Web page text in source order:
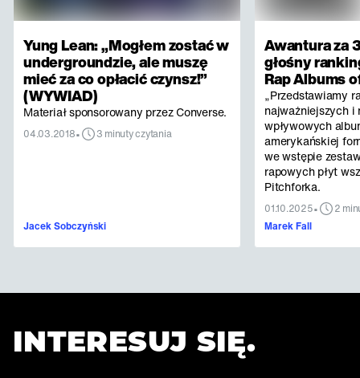
Yung Lean: „Mogłem zostać w
undergroundzie, ale muszę
mieć za co opłacić czynsz!”
(WYWIAD)
Materiał sponsorowany przez Converse.
04.03.2018• 3 minuty czytania
Jacek Sobczyński
Awantura za
głośny
Rap Albums
„Przedstawiamy
najważniejszych i
wpływowych
amerykańskiej
we wstępie
rapowych płyt
Pitchforka.
01.10.2025•
2
Marek Fall
INTERESUJ SIĘ.